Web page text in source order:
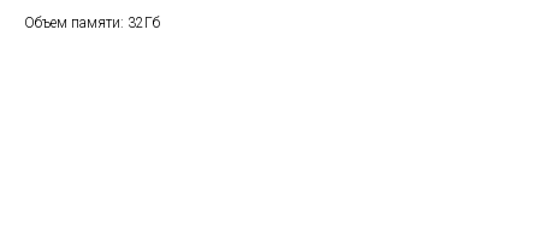
Объем памяти: 32Гб